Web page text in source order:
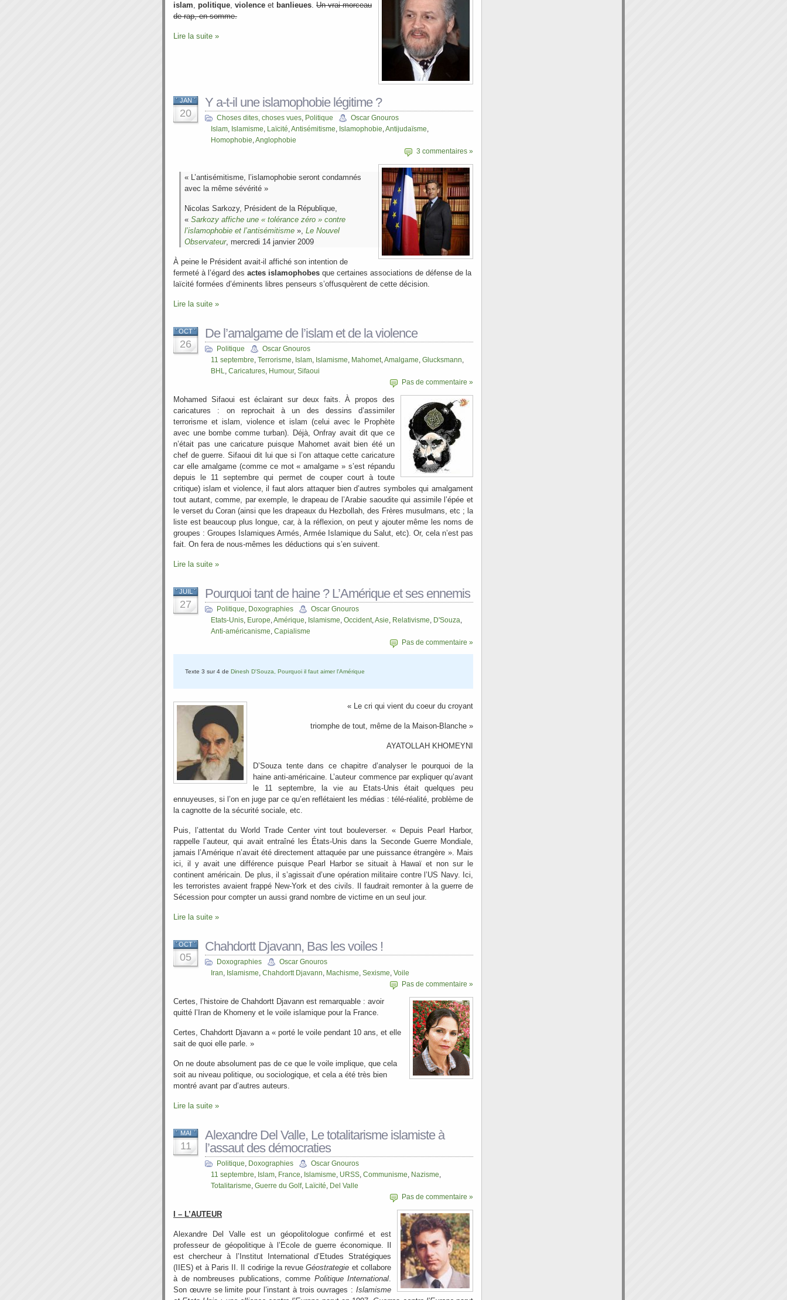
islam, politique, violence et banlieues. Un vrai morceau
de rap, en somme.
Lire la suite »
JAN
20
Y a-t-il une islamophobie légitime ?
Choses dites, choses vues, Politique
Oscar Gnouros
Islam, Islamisme, Laïcité,Antisémitisme, Islamophobie,Antijudaïsme,
Homophobie,Anglophobie
3 commentaires »
« L’antisémitisme, l’islamophobie seront condamnés
avec la même sévérité »
Nicolas Sarkozy, Président de la République,
« Sarkozy affiche une « tolérance zéro » contre
l’islamophobie et l’antisémitisme », Le Nouvel
Observateur, mercredi 14 janvier 2009
À peine le Président avait-il affiché son intention de
fermeté à l’égard des actes islamophobes que certaines associations de défense de la
laïcité formées d’éminents libres penseurs s’offusquèrent de cette décision.
Lire la suite »
OCT
26
De l’amalgame de l’islam et de la violence
Politique
Oscar Gnouros
11 septembre, Terrorisme, Islam, Islamisme, Mahomet,Amalgame, Glucksmann,
BHL, Caricatures, Humour, Sifaoui
Pas de commentaire »
Mohamed Sifaoui est éclairant sur deux faits. À propos des
caricatures : on reprochait à un des dessins d’assimiler
terrorisme et islam, violence et islam (celui avec le Prophète
avec une bombe comme turban). Déjà, Onfray avait dit que ce
n’était pas une caricature puisque Mahomet avait bien été un
chef de guerre. Sifaoui dit lui que si l’on attaque cette caricature
car elle amalgame (comme ce mot « amalgame » s’est répandu
depuis le 11 septembre qui permet de couper court à toute
critique) islam et violence, il faut alors attaquer bien d’autres symboles qui amalgament
tout autant, comme, par exemple, le drapeau de l’Arabie saoudite qui assimile l’épée et
le verset du Coran (ainsi que les drapeaux du Hezbollah, des Frères musulmans, etc ; la
liste est beaucoup plus longue, car, à la réflexion, on peut y ajouter même les noms de
groupes : Groupes Islamiques Armés, Armée Islamique du Salut, etc). Or, cela n’est pas
fait. On fera de nous-mêmes les déductions qui s’en suivent.
Lire la suite »
JUIL
27
Pourquoi tant de haine ? L’Amérique et ses ennemis
Politique, Doxographies
Oscar Gnouros
Etats-Unis, Europe,Amérique, Islamisme, Occident,Asie, Relativisme, D'Souza,
Anti-américanisme, Capialisme
Pas de commentaire »
Texte 3 sur 4 de Dinesh D'Souza, Pourquoi il faut aimer l'Amérique
« Le cri qui vient du coeur du croyant
triomphe de tout, même de la Maison-Blanche »
AYATOLLAH KHOMEYNI
D’Souza tente dans ce chapitre d’analyser le pourquoi de la
haine anti-américaine. L’auteur commence par expliquer qu’avant
le 11 septembre, la vie au Etats-Unis était quelques peu
ennuyeuses, si l’on en juge par ce qu’en reflétaient les médias : télé-réalité, problème de
la cagnotte de la sécurité sociale, etc.
Puis, l’attentat du World Trade Center vint tout bouleverser. « Depuis Pearl Harbor,
rappelle l’auteur, qui avait entraîné les États-Unis dans la Seconde Guerre Mondiale,
jamais l’Amérique n’avait été directement attaquée par une puissance étrangère ». Mais
ici, il y avait une différence puisque Pearl Harbor se situait à Hawaï et non sur le
continent américain. De plus, il s’agissait d’une opération militaire contre l’US Navy. Ici,
les terroristes avaient frappé New-York et des civils. Il faudrait remonter à la guerre de
Sécession pour compter un aussi grand nombre de victime en un seul jour.
Lire la suite »
OCT
05
Chahdortt Djavann, Bas les voiles !
Doxographies
Oscar Gnouros
Iran, Islamisme, Chahdortt Djavann, Machisme, Sexisme, Voile
Pas de commentaire »
Certes, l’histoire de Chahdortt Djavann est remarquable : avoir
quitté l’Iran de Khomeny et le voile islamique pour la France.
Certes, Chahdortt Djavann a « porté le voile pendant 10 ans, et elle
sait de quoi elle parle. »
On ne doute absolument pas de ce que le voile implique, que cela
soit au niveau politique, ou sociologique, et cela a été très bien
montré avant par d’autres auteurs.
Lire la suite »
MAI
11
Alexandre Del Valle, Le totalitarisme islamiste à
l’assaut des démocraties
Politique, Doxographies
Oscar Gnouros
11 septembre, Islam, France, Islamisme, URSS, Communisme, Nazisme,
Totalitarisme, Guerre du Golf, Laïcité, Del Valle
Pas de commentaire »
I – L’AUTEUR
Alexandre Del Valle est un géopolitologue confirmé et est
professeur de géopolitique à l’Ecole de guerre économique. Il
est chercheur à l’Institut International d’Etudes Stratégiques
(IIES) et à Paris II. Il codirige la revueGéostrategie et collabore
à de nombreuses publications, comme Politique International.
Son œuvre se limite pour l’instant à trois ouvrages : Islamisme